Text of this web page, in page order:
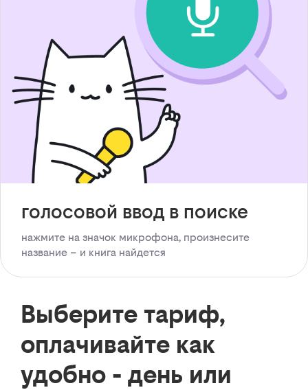
голосовой ввод в поиске
нажмите на значок микрофона, произнесите
название – и книга найдется
Выберите тариф,
оплачивайте как
удобно - день или